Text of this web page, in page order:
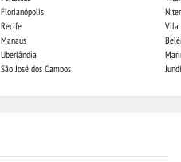
Florianópolis
Recife
Manaus
Uberlândia
São José dos Campos
Vila